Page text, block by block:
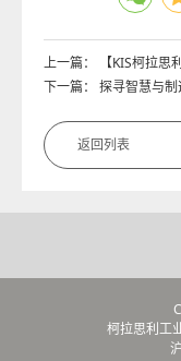
上一篇：
【KIS柯拉
下一篇： 探寻智慧与
返回列表
柯拉思利工